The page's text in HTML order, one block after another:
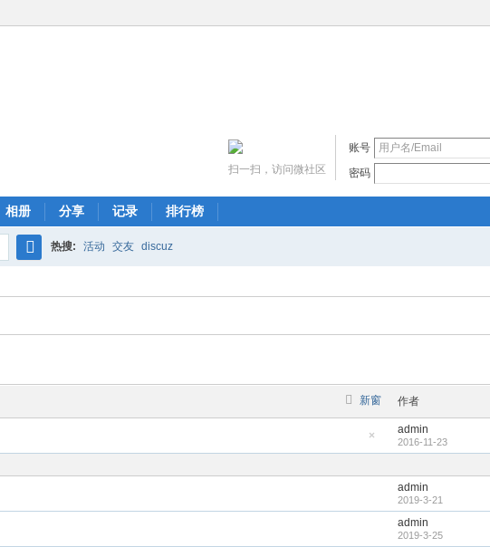
账号
密码
扫一扫，访问微社区
相册 分享 记录 排行榜
索
热搜: 活动 交友 discuz
新窗 作者
藏
顶
admin
2016-11-23
admin
2019-3-21
admin
2019-3-25